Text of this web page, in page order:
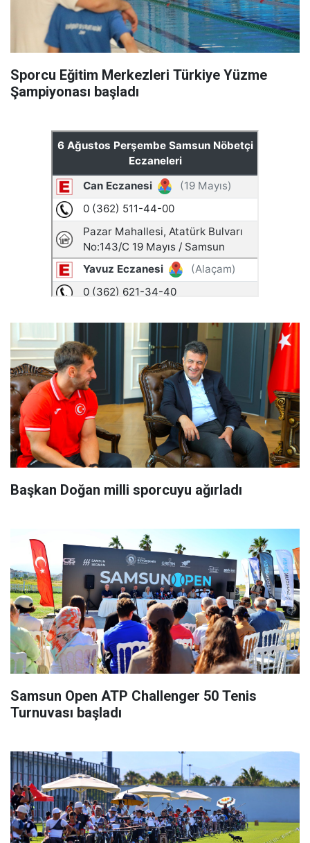
Sporcu Eğitim Merkezleri Türkiye Yüzme
Şampiyonası başladı
Başkan Doğan milli sporcuyu ağırladı
Samsun Open ATP Challenger 50 Tenis
Turnuvası başladı